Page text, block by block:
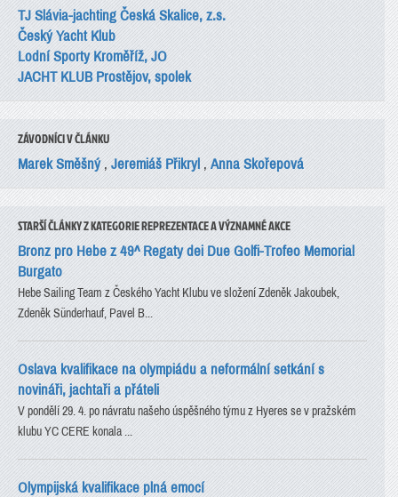
TJ Slávia-jachting Česká Skalice, z.s.
Český Yacht Klub
Lodní Sporty Kroměříž, JO
JACHT KLUB Prostějov, spolek
ZÁVODNÍCI V ČLÁNKU
Marek Směšný,Jeremiáš Přikryl ,Anna Skořepová
STARŠÍ ČLÁNKY Z KATEGORIE REPREZENTACE A VÝZNAMNÉ AKCE
Bronz pro Hebe z 49^ Regaty dei Due Golfi-Trofeo Memorial
Burgato
Hebe Sailing Team z Českého Yacht Klubu ve složení Zdeněk Jakoubek,
Zdeněk Sünderhauf, Pavel B...
Oslava kvalifikace na olympiádu a neformální setkání s
novináři, jachtaři a přáteli
V pondělí 29. 4. po návratu našeho úspěšného týmu z Hyeres se v pražském
klubu YC CERE konala ...
Olympijská kvalifikace plná emocí